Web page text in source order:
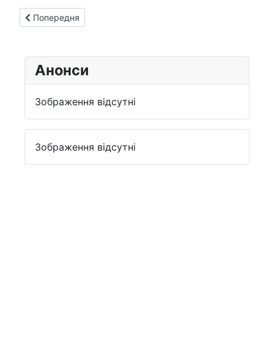
Попередня стаття: Революційні потрясіння початку ХХ ст.
Попередня
Анонси
Зображення відсутні
Зображення відсутні